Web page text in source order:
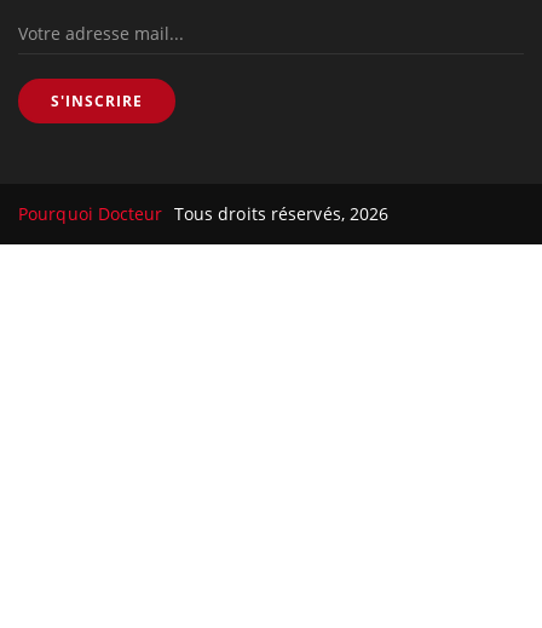
S'INSCRIRE
Pourquoi Docteur Tous droits réservés, 2026